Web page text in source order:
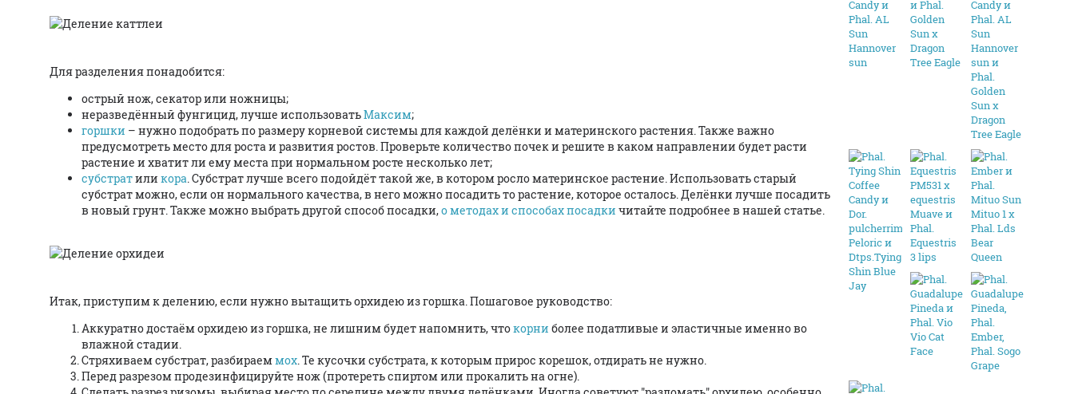
Для разделения понадобится:
острый нож, секатор или ножницы;
неразведённый фунгицид, лучше использоватьМаксим;
горшки – нужно подобрать по размеру корневой системы для каждой делёнки и материнского растения. Также важно
предусмотреть место для роста и развития ростов. Проверьте количество почек и решите в каком направлении будет расти
растение и хватит ли ему места при нормальном росте несколько лет;
субстратили кора. Субстрат лучше всего подойдёт такой же, в котором росло материнское растение. Использовать старый
субстрат можно, если он нормального качества, в него можно посадить то растение, которое осталось. Делёнки лучше посадить
в новый грунт. Также можно выбрать другой способ посадки,о методах и способах посадки читайте подробнее в нашей статье.
Итак, приступим к делению, если нужно вытащить орхидею из горшка. Пошаговое руководство:
Аккуратно достаём орхидею из горшка, не лишним будет напомнить, чтокорни более податливые и эластичные именно во
влажной стадии.
Стряхиваем субстрат, разбираеммох. Те кусочки субстрата, к которым прирос корешок, отдирать не нужно.
Перед разрезом продезинфицируйте нож (протереть спиртом или прокалить на огне).